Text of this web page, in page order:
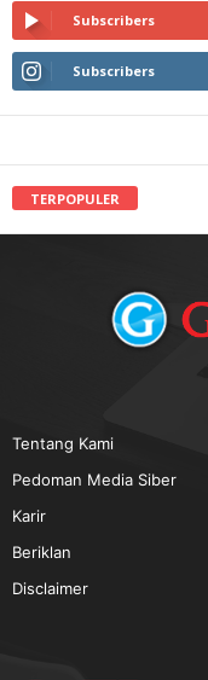
Subscribers
Subscribers